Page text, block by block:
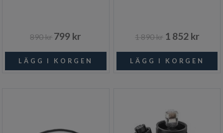
890 kr 799 kr 1 890 kr 1 852 kr